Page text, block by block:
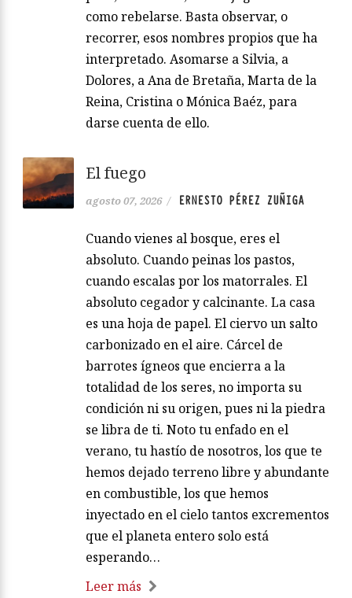
como rebelarse. Basta observar, o
recorrer, esos nombres propios que ha
interpretado. Asomarse a Silvia, a
Dolores, a Ana de Bretaña, Marta de la
Reina, Cristina o Mónica Baéz, para
darse cuenta de ello.
El fuego
agosto 07, 2026 / ERNESTO PÉREZ ZUÑIGA
Cuando vienes al bosque, eres el
absoluto. Cuando peinas los pastos,
cuando escalas por los matorrales. El
absoluto cegador y calcinante. La casa
es una hoja de papel. El ciervo un salto
carbonizado en el aire. Cárcel de
barrotes ígneos que encierra a la
totalidad de los seres, no importa su
condición ni su origen, pues ni la piedra
se libra de ti. Noto tu enfado en el
verano, tu hastío de nosotros, los que te
hemos dejado terreno libre y abundante
en combustible, los que hemos
inyectado en el cielo tantos excrementos
que el planeta entero solo está
esperando…
Leer más